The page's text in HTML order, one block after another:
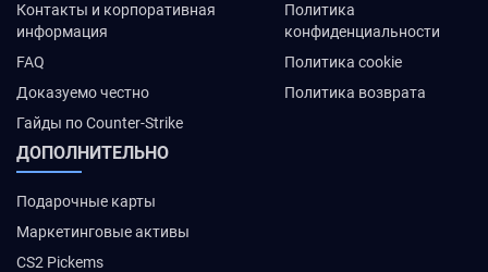
Контакты и корпоративная
информация
FAQ
Доказуемо честно
Гайды по Counter-Strike
Политика
конфиденциальности
Политика cookie
Политика возврата
ДОПОЛНИТЕЛЬНО
Подарочные карты
Маркетинговые активы
CS2 Pickems